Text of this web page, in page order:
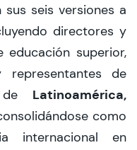
seis versiones a
directores y
superior,
representantes de
de Latinoamérica,
como
internacional en